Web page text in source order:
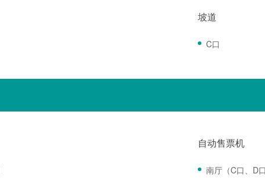
坡道
C口
自动售票机
南厅（C口、D